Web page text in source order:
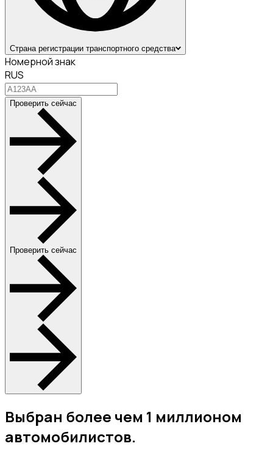
Страна регистрации транспортного средства
Номерной знак
RUS
Проверить сейчас
Проверить сейчас
Выбран более чем 1 миллионом
автомобилистов.